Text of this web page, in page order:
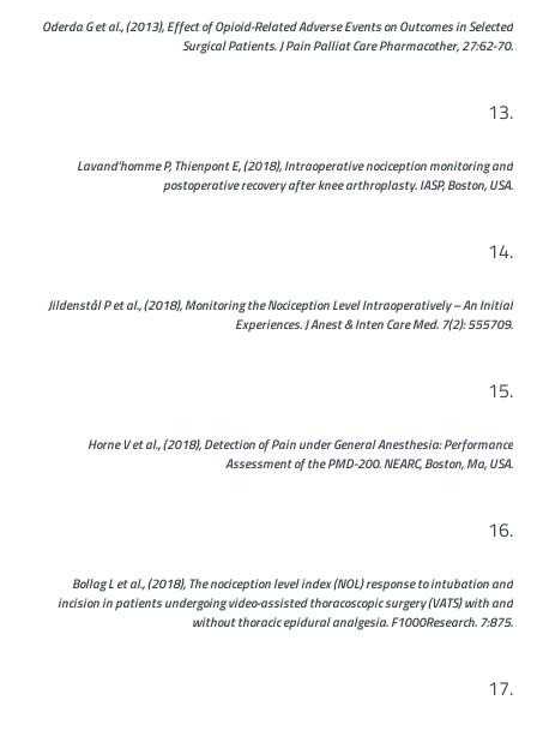
Oderda G et al., (2013), Effect of Opioid-Related Adverse Events on Outcomes in Selected
Surgical Patients. J Pain Palliat Care Pharmacother, 27:62-70.
Lavand’homme P, Thienpont E, (2018), Intraoperative nociception monitoring and
postoperative recovery after knee arthroplasty. IASP, Boston, USA.
Jildenstål P et al., (2018), Monitoring the Nociception Level Intraoperatively – An Initial
Experiences. J Anest & Inten Care Med. 7(2): 555709.
Horne V et al., (2018), Detection of Pain under General Anesthesia: Performance
Assessment of the PMD-200. NEARC, Boston, Ma, USA.
Bollag L et al., (2018), The nociception level index (NOL) response to intubation and
incision in patients undergoing video-assisted thoracoscopic surgery (VATS) with and
without thoracic epidural analgesia. F1000Research. 7:875.